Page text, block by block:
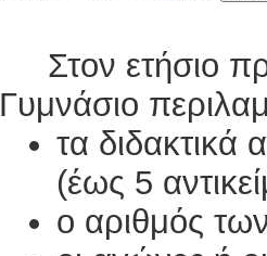
Στον ετήσιο
Γυμνάσιο
τα διδακτικά
(έως 5
ο αριθμός